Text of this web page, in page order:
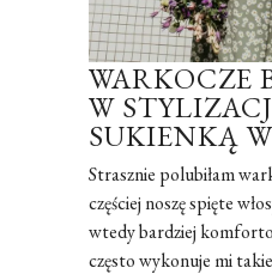
WARKOCZE
W
SUKIENKĄ
Strasznie polubiłam
częściej noszę spięte
wtedy bardziej
często wykonuje mi